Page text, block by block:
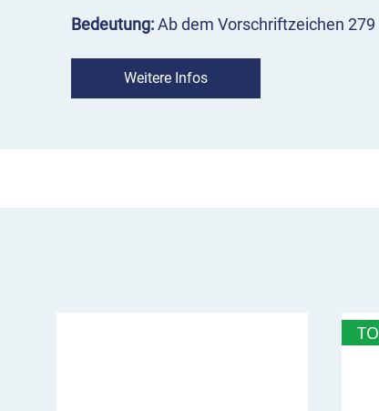
Bedeutung:Ab dem Vorschriftzeichen
Mindestgeschwindigkeit galt, langsamer
Weitere Infos